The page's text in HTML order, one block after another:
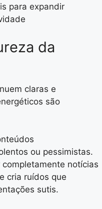
para expandir
da
claras e
são
ou pessimistas.
notícias
cria ruídos que
sutis.